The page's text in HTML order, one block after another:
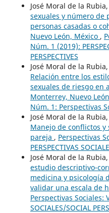
José Moral de la Rubia,
sexuales y número de
personas casadas o
Nuevo León, México ,
Núm. 1 (2019):
PERSPECTIVES
José Moral de la
Relación entre los
sexuales de riesgo en
Monterrey, Nuevo
Núm. 1: Perspectivas
José Moral de la
Manejo de conflictos
pareja , Perspectivas
PERSPECTIVAS
José Moral de la
estudio descriptivo-
medicina y psicología
validar una escala de
Perspectivas Sociales:
SOCIALES/SOCIAL